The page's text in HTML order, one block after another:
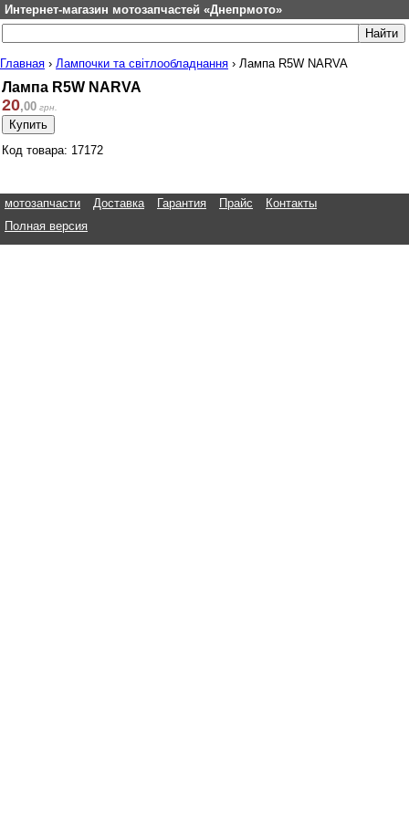
Интернет-магазин мотозапчастей «Днепрмото»
Главная › Лампочки та світлообладнання › Лампа R5W NARVA
Лампа R5W NARVA
20,00 грн.
Код товара: 17172
мотозапчасти Доставка Гарантия Прайс
Контакты
Полная версия